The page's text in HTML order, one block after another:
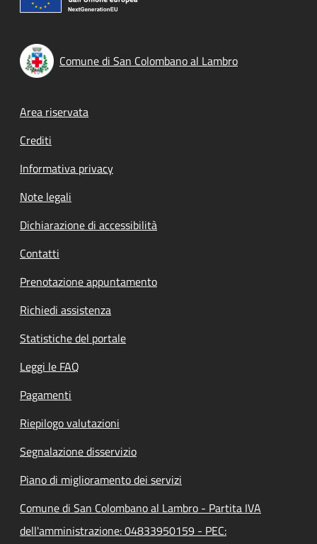
Comune di San Colombano al Lambro
Footer menu
Area riservata
Crediti
Informativa privacy
Note legali
Dichiarazione di accessibilità
Contatti
Prenotazione appuntamento
Richiedi assistenza
Statistiche del portale
Leggi le FAQ
Pagamenti
Riepilogo valutazioni
Segnalazione disservizio
Piano di miglioramento dei servizi
Comune di San Colombano al Lambro - Partita IVA
dell'amministrazione: 04833950159 - PEC: